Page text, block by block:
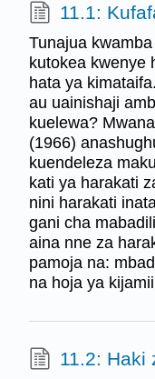
11.1:
Tunajua
kutokea kwenye
hata ya
au uainishaji
kuelewa?
(1966)
kuendeleza
kati ya harakati
nini harakati
gani cha
aina nne za
pamoja na:
na hoja ya
11.2: Haki